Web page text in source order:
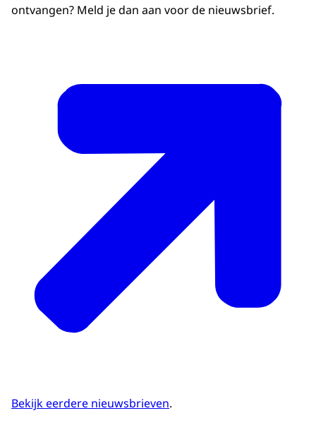
ontvangen? Meld je dan aan voor de nieuwsbrief.
Bekijk eerdere nieuwsbrieven.